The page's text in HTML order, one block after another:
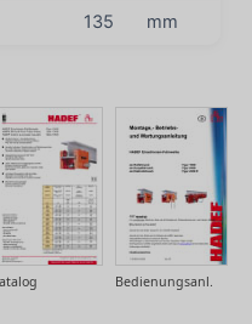
135 mm
Bedienungsanl.